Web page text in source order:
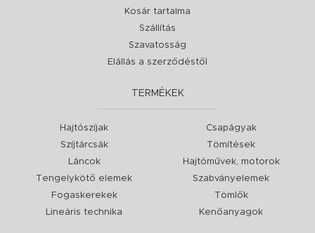
Kosár tartalma
Szállítás
Szavatosság
Elállás a szerződéstől
TERMÉKEK
Hajtószíjak
Szíjtárcsák
Láncok
Tengelykötő elemek
Fogaskerekek
Lineáris technika
Csapágyak
Tömítések
Hajtóművek, motorok
Szabványelemek
Tömlők
Kenőanyagok